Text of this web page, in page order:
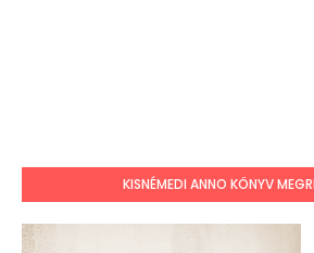
KISNÉMEDI ANNO KÖNYV